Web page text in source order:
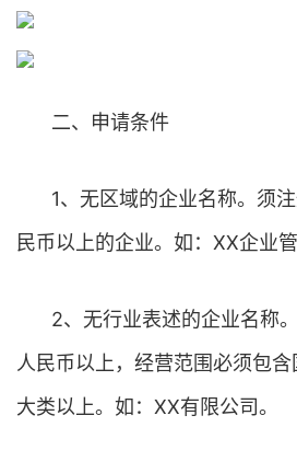
二、申请条件
1、无区域的企业名称。须
民币以上的企业。如：XX企业
2、无行业表述的企业名称
人民币以上，经营范围必须包
大类以上。如：XX有限公司。